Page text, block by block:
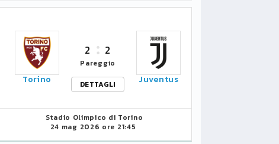
Torino
2 2
Pareggio
DETTAGLI
Juventus
Stadio Olimpico di Torino
24 mag 2026 ore 21:45